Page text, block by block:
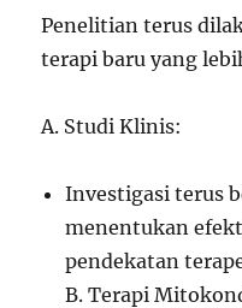
Penelitian terus
terapi baru yang
A. Studi Klinis:
Investigasi terus
menentukan
pendekatan
B. Terapi